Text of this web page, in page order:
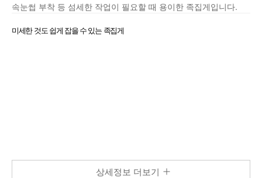
속눈썹 부착 등 섬세한 작업이 필요할 때 용이한 족집게입니다.
미세한 것도 쉽게 잡을 수 있는 족집게
상세정보 더보기